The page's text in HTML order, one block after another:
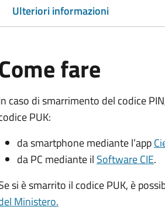
Ulteriori informazioni
fare
caso di smarrimento del codice
PUK:
da smartphone mediante l’app
da PC mediante il Software CIE.
si è smarrito il codice PUK, è
Ministero.